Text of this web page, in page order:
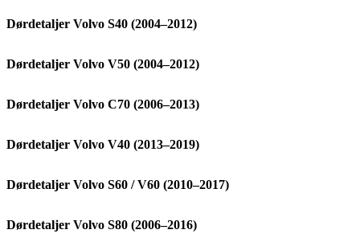
Dørdetaljer Volvo S40 (2004–2012)
Dørdetaljer Volvo V50 (2004–2012)
Dørdetaljer Volvo C70 (2006–2013)
Dørdetaljer Volvo V40 (2013–2019)
Dørdetaljer Volvo S60 / V60 (2010–2017)
Dørdetaljer Volvo S80 (2006–2016)